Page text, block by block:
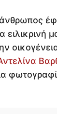
ειλικρινή